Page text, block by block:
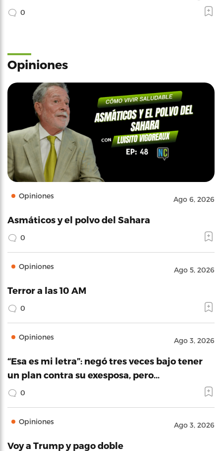
0
Opiniones
Opiniones Ago 6, 2026
Asmáticos y el polvo del Sahara
0
Opiniones Ago 5, 2026
Terror a las 10 AM
0
Opiniones Ago 3, 2026
“Esa es mi letra”: negó tres veces bajo tener
un plan contra su exesposa, pero…
0
Opiniones Ago 3, 2026
Voy a Trump y pago doble